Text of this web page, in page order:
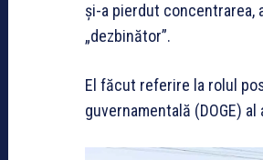
și-a pierdut concentrarea,
„dezbinător”.
El făcut referire la rolul
guvernamentală (DOGE)